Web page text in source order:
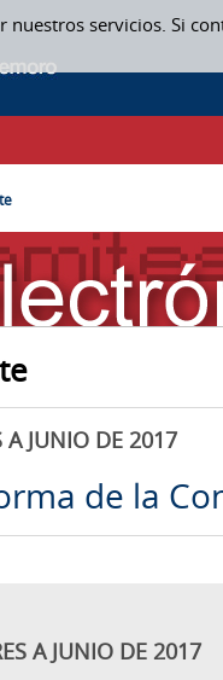
servicios. Si
A JUNIO DE 2017
de la
A JUNIO DE 2017